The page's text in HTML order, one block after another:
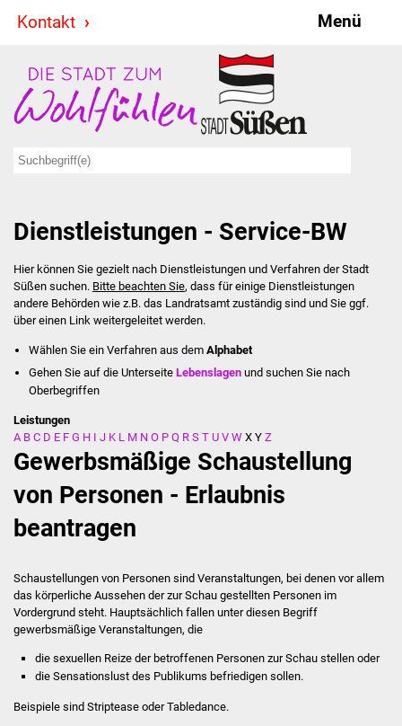
Kontakt Menü
Stadt & Politik
Bürgermeister
Ausschüsse
Ratsinformationssystem
Jugendbeirat
Summerrockfestival
Stadtverwaltung
Ansprechpartner
Kontakt
Veröffentlichungen
Dienstleistungen - Service-BW
Hier können Sie gezielt nach Dienstleistungen und Verfahren der Stadt
Süßen suchen. Bitte beachten Sie, dass für einige Dienstleistungen
andere Behörden wie z.B. das Landratsamt zuständig sind und Sie ggf.
über einen Link weitergeleitet werden.
Wählen Sie ein Verfahren aus dem Alphabet
Gehen Sie auf die UnterseiteLebenslagen und suchen Sie nach
Oberbegriffen
Leistungen
A B C D E F G H I J K L M N O P Q R S T U V W X Y Z
Gewerbsmäßige Schaustellung
von Personen - Erlaubnis
beantragen
Schaustellungen von Personen sind Veranstaltungen, bei denen vor allem
das körperliche Aussehen der zur Schau gestellten Personen im
Vordergrund steht. Hauptsächlich fallen unter diesen Begriff
gewerbsmäßige Veranstaltungen, die
die sexuellen Reize der betroffenen Personen zur Schau stellen oder
die Sensationslust des Publikums befriedigen sollen.
Beispiele sind Striptease oder Tabledance.